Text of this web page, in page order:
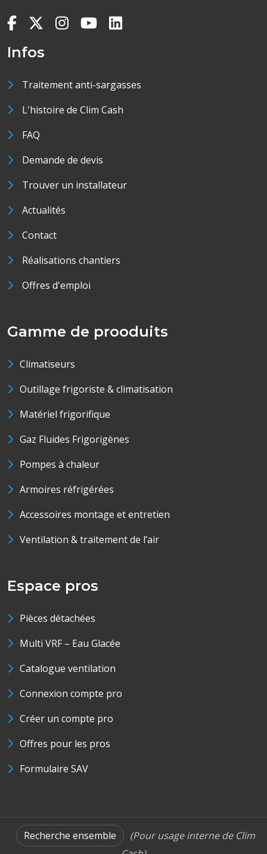
Infos
Traitement anti-sargasses
L'histoire de Clim Cash
FAQ
Demande de devis
Trouver un installateur
Actualités
Contact
Réalisations chantiers
Offres d'emploi
Gamme de prooduits
Climatiseurs
Outillage frigoriste & climatisation
Matériel frigorifique
Gaz Fluides Frigorigènes
Pompes à chaleur
Armoires réfrigérées
Accessoires montage et entretien
Ventilation & traitement de l’air
Espace pros
Pièces détachées
Multi VRF – Eau Glacée
Catalogue ventilation
Connexion compte pro
Créer un compte pro
Offres pour les pros
Formulaire SAV
Recherche ensemble
(Pour usage interne de Clim